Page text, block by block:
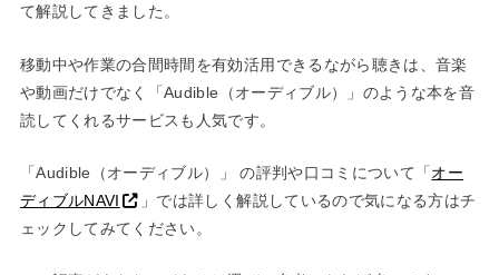
て解説してきました。
移動中や作業の合間時間を有効活用できるながら聴きは、音楽
や動画だけでなく「Audible（オーディブル）」のような本を音
読してくれるサービスも人気です。
「Audible（オーディブル）」 の評判や口コミについて「オー
ディブルNAVI
」では詳しく解説しているので気になる方はチ
ェックしてみてください。